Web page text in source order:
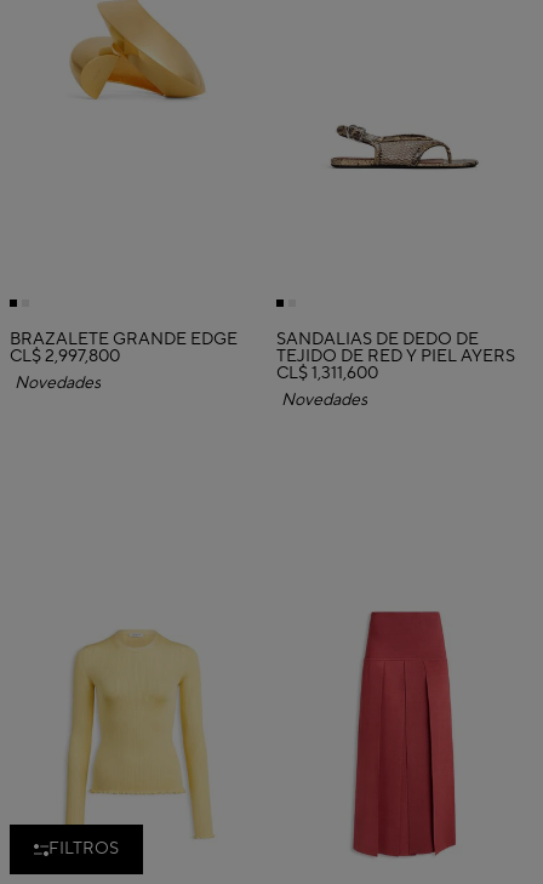
FILTROS
BRAZALETE GRANDE EDGE
CL$ 2,997,800
Novedades
SANDALIAS DE DEDO DE
TEJIDO DE RED Y PIEL AYERS
CL$ 1,311,600
Novedades